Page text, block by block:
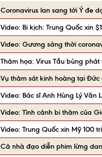
Coronavirus lan sang tới Ý đe
Video: Bi kịch: Trung Quốc xin
Video: Gương sáng thời
Thảm họa: Virus Tầu bùng
Vụ thảm sát kinh hoàng tại Đức
Video: Bác sĩ Anh Hùng Lý
Video: Tình cảnh bi thảm của
Video: Trung Quốc xin Mỹ 100
Cả nhà đạo diễn phim lừng